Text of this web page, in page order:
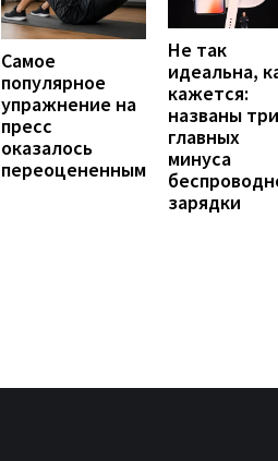
Самое
популярное
упражнение на
пресс
оказалось
переоцененным
Не так
идеальна,
кажется:
названы три
главных
минуса
зарядки